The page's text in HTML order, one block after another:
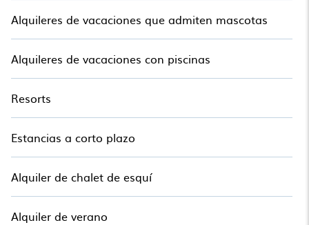
Alquileres de vacaciones que admiten mascotas
Alquileres de vacaciones con piscinas
Resorts
Estancias a corto plazo
Alquiler de chalet de esquí
Alquiler de verano